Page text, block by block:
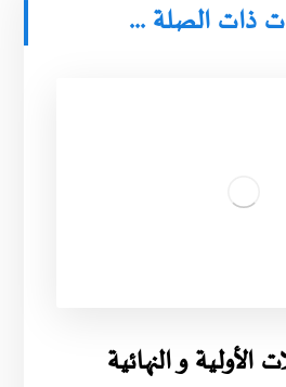
ذات الصلة ...
الأولية و النهائية